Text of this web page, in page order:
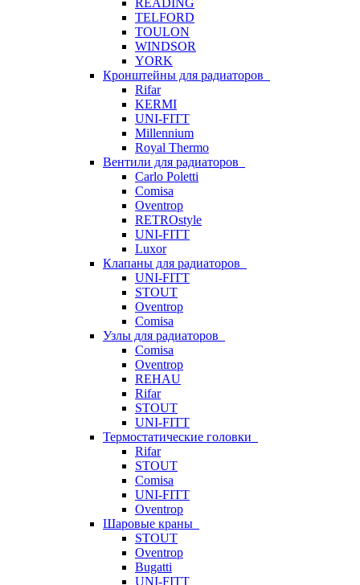
READING
TELFORD
TOULON
WINDSOR
YORK
Кронштейны для радиаторов
Rifar
KERMI
UNI-FITT
Millennium
Royal Thermo
Вентили для радиаторов
Carlo Poletti
Comisa
Oventrop
RETROstyle
UNI-FITT
Luxor
Клапаны для радиаторов
UNI-FITT
STOUT
Oventrop
Comisa
Узлы для радиаторов
Comisa
Oventrop
REHAU
Rifar
STOUT
UNI-FITT
Термостатические головки
Rifar
STOUT
Comisa
UNI-FITT
Oventrop
Шаровые краны
STOUT
Oventrop
Bugatti
UNI-FITT